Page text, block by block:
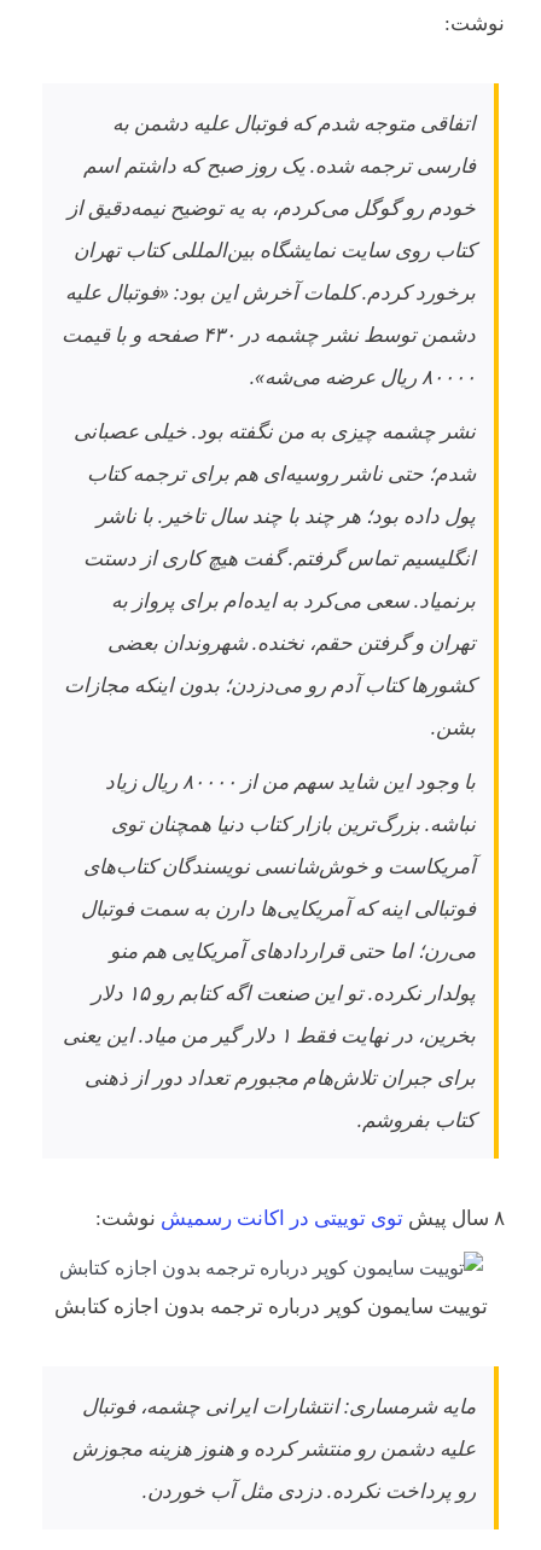
نوشت:
اتفاقی متوجه شدم که فوتبال علیه دشمن به
فارسی ترجمه شده. یک روز صبح که داشتم اسم
خودم رو گوگل می‌کردم، به یه توضیح نیمه‌دقیق از
کتاب روی سایت نمایشگاه بین‌المللی کتاب تهران
برخورد کردم. کلمات آخرش این بود: «فوتبال علیه
دشمن توسط نشر چشمه در ۴۳۰ صفحه و با قیمت
۸۰۰۰۰ ریال عرضه می‌شه».
نشر چشمه چیزی به من نگفته بود. خیلی عصبانی
شدم؛ حتی ناشر روسیه‌ای هم برای ترجمه کتاب
پول داده بود؛ هر چند با چند سال تاخیر. با ناشر
انگلیسیم تماس گرفتم. گفت هیچ کاری از دستت
برنمیاد. سعی می‌کرد به ایده‌ام برای پرواز به
تهران و گرفتن حقم، نخنده. شهروندان بعضی
کشورها کتاب آدم رو می‌دزدن؛ بدون اینکه مجازات
بشن.
با وجود این شاید سهم من از ۸۰۰۰۰ ریال زیاد
نباشه. بزرگ‌ترین بازار کتاب دنیا همچنان توی
آمریکاست و خوش‌شانسی نویسندگان کتاب‌های
فوتبالی اینه که آمریکایی‌ها دارن به سمت فوتبال
می‌رن؛ اما حتی قراردادهای آمریکایی هم منو
پولدار نکرده. تو این صنعت اگه کتابم رو ۱۵ دلار
بخرین، در نهایت فقط ۱ دلار گیر من میاد. این یعنی
برای جبران تلاش‌هام مجبورم تعداد دور از ذهنی
کتاب بفروشم.
۸ سال پیش توی توییتی در اکانت رسمیش نوشت:
توییت سایمون کوپر درباره ترجمه بدون اجازه کتابش
مایه شرمساری: انتشارات ایرانی چشمه، فوتبال
علیه دشمن رو منتشر کرده و هنوز هزینه مجوزش
رو پرداخت نکرده. دزدی مثل آب خوردن.